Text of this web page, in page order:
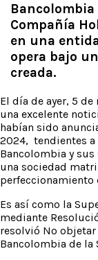
Compañía
en una
opera bajo
creada.
El día de ayer, 5
una excelente
habían sido
2024, tendientes
Bancolombia y
una sociedad
perfeccionamiento
Es así como la
mediante
resolvió No
Bancolombia de la